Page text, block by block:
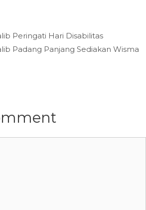
Peringati Hari Disabilitas
Padang Panjang Sediakan Wisma